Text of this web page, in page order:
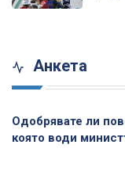
Анкета
Одобрявате ли
която води